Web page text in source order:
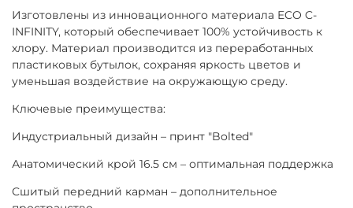
Изготовлены из инновационного материала ECO C-
INFINITY, который обеспечивает 100% устойчивость к
хлору. Материал производится из переработанных
пластиковых бутылок, сохраняя яркость цветов и
уменьшая воздействие на окружающую среду.
Ключевые преимущества:
Индустриальный дизайн – принт "Bolted"
Анатомический крой 16.5 см – оптимальная поддержка
Сшитый передний карман – дополнительное